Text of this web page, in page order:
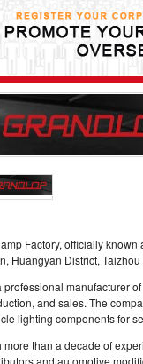
Factory, officially known
Huangyan District,
professional manufacturer
and sales. The
lighting components for
more than a decade of
and automotive